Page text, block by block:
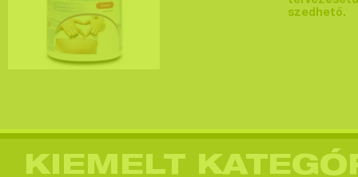
szedhető.
KIEMELT